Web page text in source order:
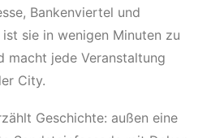
Bankenviertel und
sie in wenigen Minuten zu
macht jede Veranstaltung
City.
Geschichte: außen eine